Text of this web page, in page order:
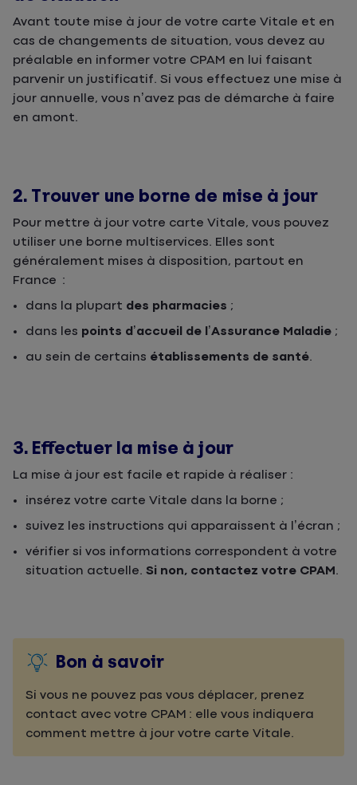
Avant toute mise à jour de votre carte Vitale et en
cas de changements de situation, vous devez au
préalable en informer votre CPAM en lui faisant
parvenir un justificatif. Si vous effectuez une mise à
jour annuelle, vous n’avez pas de démarche à faire
en amont.
2. Trouver une borne de mise à jour
Pour mettre à jour votre carte Vitale, vous pouvez
utiliser une borne multiservices. Elles sont
généralement mises à disposition, partout en
France :
dans la plupart des pharmacies ;
dans les points d’accueil de l’Assurance Maladie ;
au sein de certains établissements de santé.
3. Effectuer la mise à jour
La mise à jour est facile et rapide à réaliser :
insérez votre carte Vitale dans la borne ;
suivez les instructions qui apparaissent à l’écran ;
vérifier si vos informations correspondent à votre
situation actuelle. Si non, contactez votre CPAM.
Bon à savoir
Si vous ne pouvez pas vous déplacer, prenez
contact avec votre CPAM : elle vous indiquera
comment mettre à jour votre carte Vitale.